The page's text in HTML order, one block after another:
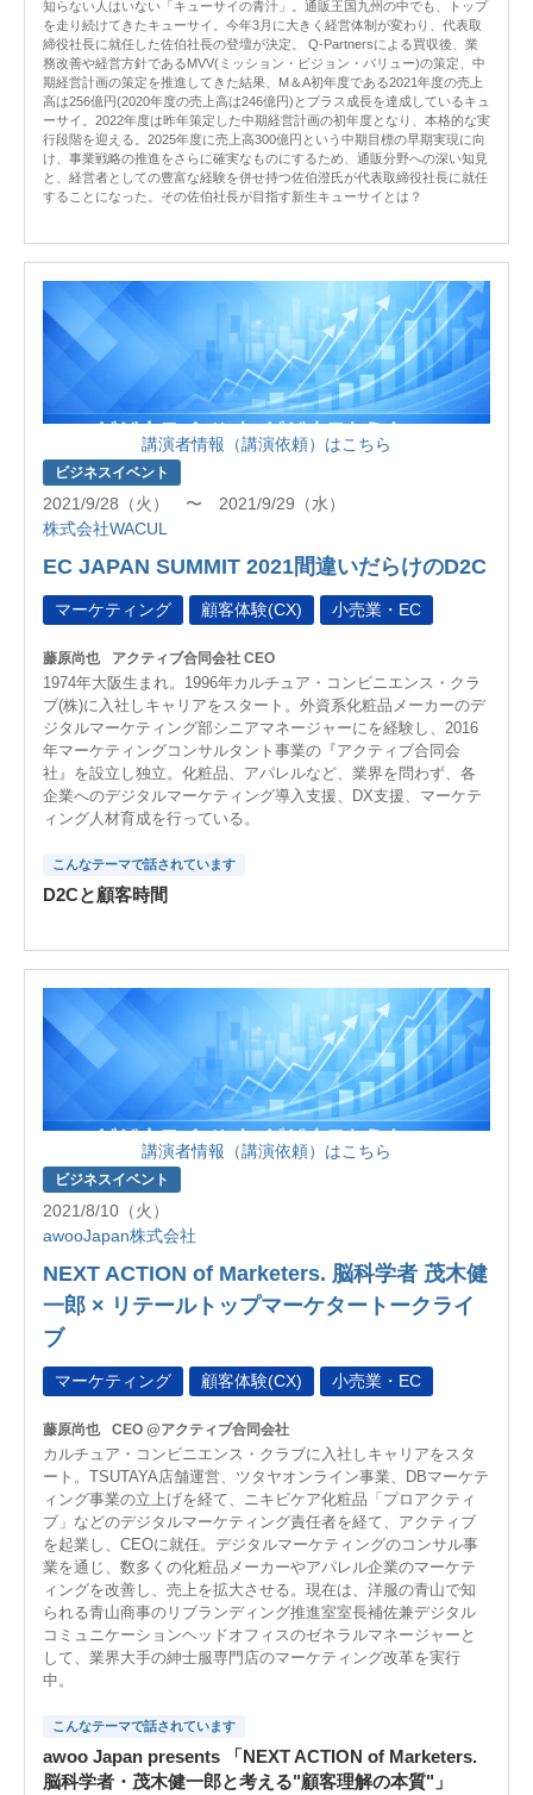
知らない人はいない「キューサイの青汁」。通販王国九州の中でも、トップ
を走り続けてきたキューサイ。今年3月に大きく経営体制が変わり、代表取
締役社長に就任した佐伯社長の登壇が決定。 Q-Partnersによる買収後、業
務改善や経営方針であるMVV(ミッション・ビジョン・バリュー)の策定、中
期経営計画の策定を推進してきた結果、M＆A初年度である2021年度の売上
高は256億円(2020年度の売上高は246億円)とプラス成長を達成しているキュ
ーサイ。2022年度は昨年策定した中期経営計画の初年度となり、本格的な実
行段階を迎える。2025年度に売上高300億円という中期目標の早期実現に向
け、事業戦略の推進をさらに確実なものにするため、通販分野への深い知見
と、経営者としての豊富な経験を併せ持つ佐伯澄氏が代表取締役社長に就任
することになった。その佐伯社長が目指す新生キューサイとは？
講演者情報（講演依頼）はこちら
ビジネスイベント
2021/9/28（火） 〜 2021/9/29（水）
株式会社WACUL
EC JAPAN SUMMIT 2021間違いだらけのD2C
マーケティング 顧客体験(CX) 小売業・EC
藤原尚也 アクティブ合同会社 CEO
1974年大阪生まれ。1996年カルチュア・コンビニエンス・クラ
ブ(株)に入社しキャリアをスタート。外資系化粧品メーカーのデ
ジタルマーケティング部シニアマネージャーにを経験し、2016
年マーケティングコンサルタント事業の『アクティブ合同会
社』を設立し独立。化粧品、アパレルなど、業界を問わず、各
企業へのデジタルマーケティング導入支援、DX支援、マーケテ
ィング人材育成を行っている。
こんなテーマで話されています
D2Cと顧客時間
講演者情報（講演依頼）はこちら
ビジネスイベント
2021/8/10（火）
awooJapan株式会社
NEXT ACTION of Marketers. 脳科学者 茂木健
一郎 × リテールトップマーケタートークライ
ブ
マーケティング 顧客体験(CX) 小売業・EC
藤原尚也 CEO @アクティブ合同会社
カルチュア・コンビニエンス・クラブに入社しキャリアをスタ
ート。TSUTAYA店舗運営、ツタヤオンライン事業、DBマーケテ
ィング事業の立上げを経て、ニキビケア化粧品「プロアクティ
ブ」などのデジタルマーケティング責任者を経て、アクティブ
を起業し、CEOに就任。デジタルマーケティングのコンサル事
業を通じ、数多くの化粧品メーカーやアパレル企業のマーケテ
ィングを改善し、売上を拡大させる。現在は、洋服の青山で知
られる青山商事のリブランディング推進室室長補佐兼デジタル
コミュニケーションヘッドオフィスのゼネラルマネージャーと
して、業界大手の紳士服専門店のマーケティング改革を実行
中。
こんなテーマで話されています
awoo Japan presents 「NEXT ACTION of Marketers.
脳科学者・茂木健一郎と考える"顧客理解の本質"」